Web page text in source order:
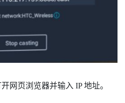
网页浏览器并输入 IP 地址。